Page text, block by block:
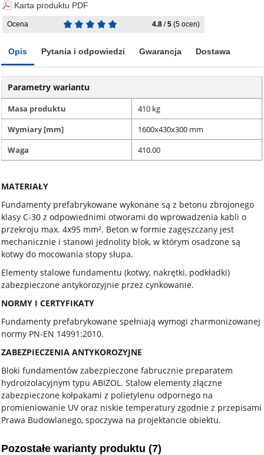
Karta produktu PDF
Ocena 4.8 /5 (5 ocen)
Opis Pytania i odpowiedzi Gwarancja Dostawa
Parametry wariantu
Masa produktu
410 kg
Wymiary [mm]
1600x430x300 mm
Waga
410.00
MATERIAŁY
Fundamenty prefabrykowane wykonane są z betonu zbrojonego
klasy C-30 z odpowiednimi otworami do wprowadzenia kabli o
przekroju max. 4x95 mm². Beton w formie zagęszczany jest
mechanicznie i stanowi jednolity blok, w którym osadzone są
kotwy do mocowania stopy słupa.
Elementy stalowe fundamentu (kotwy, nakrętki, podkładki)
zabezpieczone antykorozyjnie przez cynkowanie.
NORMY I CERTYFIKATY
Fundamenty prefabrykowane spełniają wymogi zharmonizowanej
normy PN-EN 14991:2010.
ZABEZPIECZENIA ANTYKOROZYJNE
Bloki fundamentów zabezpieczone fabrucznie preparatem
hydroizolacyjnym typu ABIZOL. Stalow elementy złączne
zabezpieczone kołpakami z polietylenu odpornego na
promieniowanie UV oraz niskie temperatury zgodnie z przepisami
Prawa Budowlanego, spoczywa na projektancie obiektu.
Pozostałe warianty produktu (7)